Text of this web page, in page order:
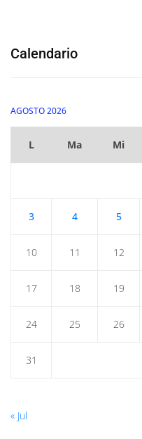
Calendario
AGOSTO 2026
L Ma Mi
3 4 5
10 11 12
17 18 19
24 25 26
31
« Jul